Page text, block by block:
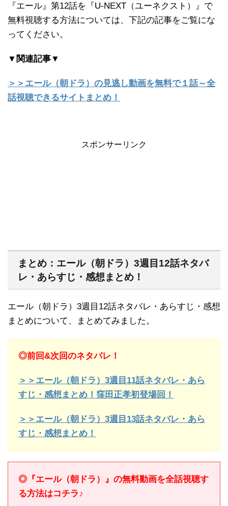
『エール』第12話を『U-NEXT（ユーネクスト）』で
無料視聴する方法については、下記の記事をご覧にな
ってください。
▼関連記事▼
＞＞エール（朝ドラ）の見逃し動画を無料で１話～全
話視聴できるサイトまとめ！
スポンサーリンク
まとめ：エール（朝ドラ）3週目12話ネタバ
レ・あらすじ・感想まとめ！
エール（朝ドラ）3週目12話ネタバレ・あらすじ・感想
まとめについて、まとめてみました。
◎前回&次回のネタバレ！
＞＞エール（朝ドラ）3週目11話ネタバレ・あら
すじ・感想まとめ！窪田正孝初登場回！
＞＞エール（朝ドラ）3週目13話ネタバレ・あら
すじ・感想まとめ！
◎『エール（朝ドラ）』の無料動画を全話視聴す
る方法はコチラ♪